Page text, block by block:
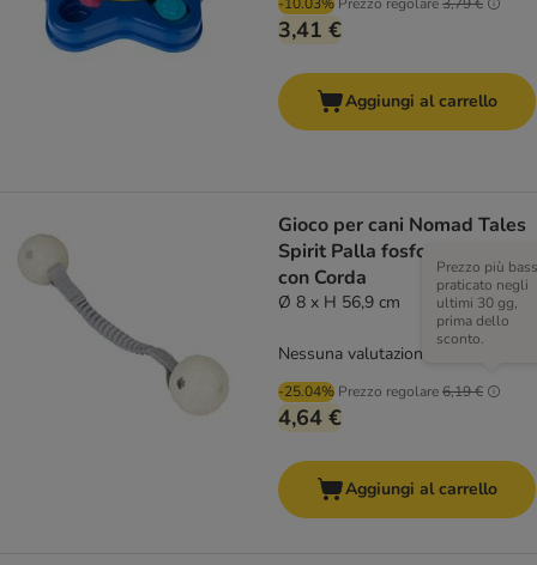
3,41 €
Aggiungi al carrello
Gioco per cani Nomad Tales
Spirit Palla fosforescente
con Corda
Ø 8 x H 56,9 cm
-25.04% Prezzo regolare6,19 €
Prezzo più
praticato negli
ultimi 30 gg,
prima dello
sconto.
4,64 €
Nessuna valutazione
Aggiungi al carrello